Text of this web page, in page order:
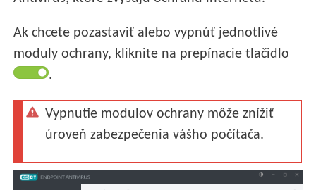
Ak chcete pozastaviť alebo vypnúť jednotlivé
moduly ochrany, kliknite na prepínacie tlačidlo
.
Vypnutie modulov ochrany môže znížiť
úroveň zabezpečenia vášho počítača.